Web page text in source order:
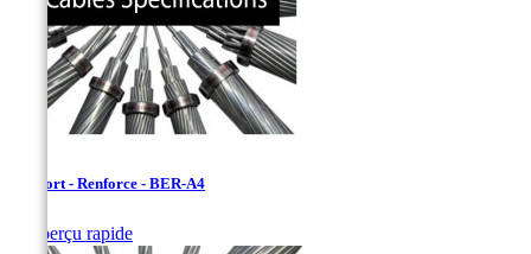
Bersfort - Renforce - BER-A4
Aperçu rapide